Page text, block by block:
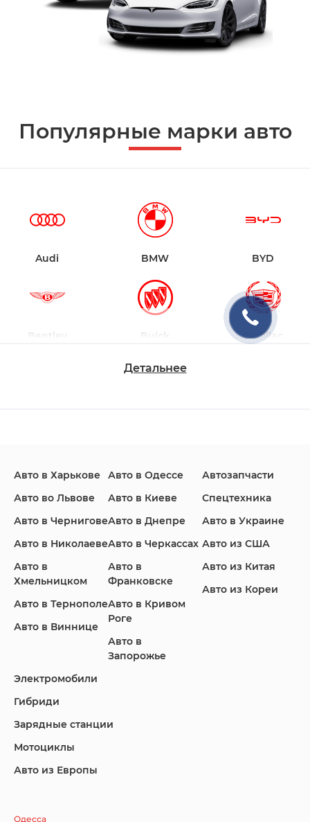
Популярные марки авто
Audi BMW BYD
Bentley Buick Cadillac
Infiniti Jaguar Jeep
Land Rover
Lincoln
Детальнее
Авто в Харькове
Авто во Львове
Авто в Чернигове
Авто в Николаеве
Авто в
Хмельницком
Авто в Тернополе
Авто в Виннице
Авто в Одессе
Авто в Киеве
Авто в Днепре
Авто в Черкассах
Авто в
Франковске
Авто в Кривом
Роге
Авто в
Запорожье
Автозапчасти
Спецтехника
Авто в Украине
Авто из США
Авто из Китая
Авто из Кореи
Электромобили
Гибриди
Зарядные станции
Мотоциклы
Авто из Европы
Одесса